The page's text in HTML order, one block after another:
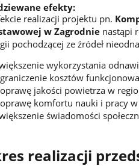
efekty:
realizacji projektu pn.
w Zagrodnienastąpi
pochodzącej ze źródeł
wykorzystania
kosztów
jakości powietrza w
komfortu nauki i pracy w
świadomości
realizacji